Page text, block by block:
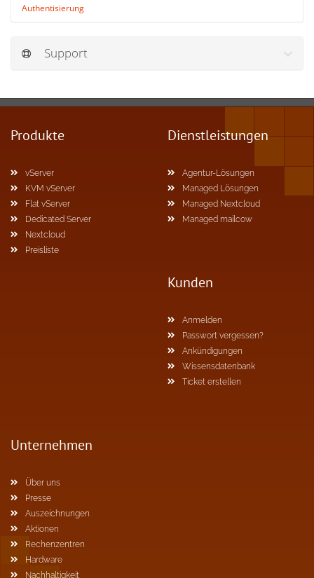
Authentisierung
Support
Produkte
vServer
KVM vServer
Flat vServer
Dedicated Server
Nextcloud
Preisliste
Dienstleistungen
Agentur-Lösungen
Managed Lösungen
Managed Nextcloud
Managed mailcow
Kunden
Anmelden
Passwort vergessen?
Ankündigungen
Wissensdatenbank
Ticket erstellen
Unternehmen
Über uns
Presse
Auszeichnungen
Aktionen
Rechenzentren
Hardware
Nachhaltigkeit